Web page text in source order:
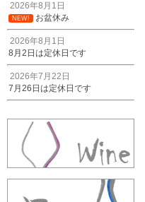
2026年8月1日
NEW! お盆休み
2026年8月1日
8月2日は定休日です
2026年7月22日
7月26日は定休日です